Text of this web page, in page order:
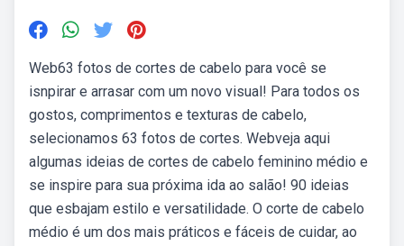
Web63 fotos de cortes de cabelo para você se
isnpirar e arrasar com um novo visual! Para todos os
gostos, comprimentos e texturas de cabelo,
selecionamos 63 fotos de cortes. Webveja aqui
algumas ideias de cortes de cabelo feminino médio e
se inspire para sua próxima ida ao salão! 90 ideias
que esbajam estilo e versatilidade. O corte de cabelo
médio é um dos mais práticos e fáceis de cuidar, ao